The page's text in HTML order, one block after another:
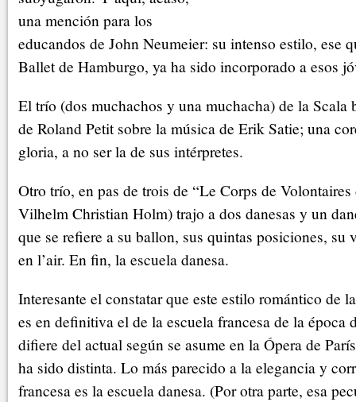
una mención para los
educandos de John Neumeier: su intenso estilo, ese
Ballet de Hamburgo, ya ha sido incorporado a esos
El trío (dos muchachos y una muchacha) de la Scala
de Roland Petit sobre la música de Erik Satie; una
gloria, a no ser la de sus intérpretes.
Otro trío, en pas de trois de “Le Corps de
Vilhelm Christian Holm) trajo a dos danesas y un
que se refiere a su ballon, sus quintas posiciones, su
en l’air. En fin, la escuela danesa.
Interesante el constatar que este estilo romántico de
es en definitiva el de la escuela francesa de la época
difiere del actual según se asume en la Ópera de
ha sido distinta. Lo más parecido a la elegancia y
francesa es la escuela danesa. (Por otra parte, esa